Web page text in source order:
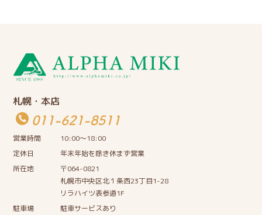
札幌・本店
011-621-8511
営業時間
10:00〜18:00
定休日
年末年始を除き休まず営業
所在地
〒064-0821
札幌市中央区北１条西23丁目1-28
リラハイツ表参道1F
駐車場
駐車サービスあり